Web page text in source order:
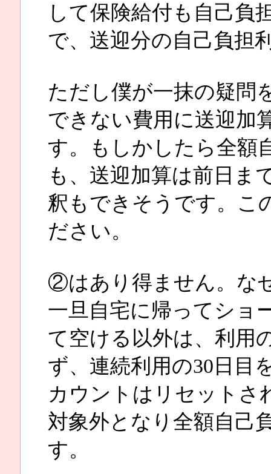
して保険給付も自己負
で、送迎分の自己負担
ただし僕が一抹の疑問
できない費用に送迎加
す。もしかしたら全額
も、送迎加算は前日ま
釈もできそうです。こ
ださい。
②はあり得ません。な
一旦自宅に帰ってショ
て空ける以外は、利用
ず、連続利用の30日目
カウントはリセットさ
対象外となり全額自己
す。